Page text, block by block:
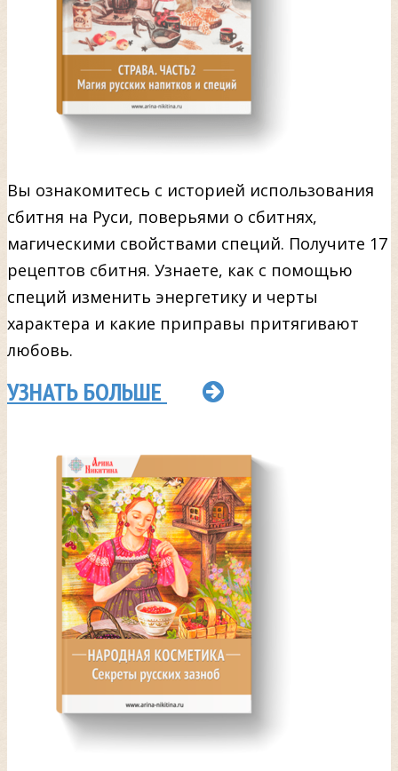
Вы ознакомитесь с историей использования
сбитня на Руси, поверьями о сбитнях,
магическими свойствами специй. Получите 17
рецептов сбитня. Узнаете, как с помощью
специй изменить энергетику и черты
характера и какие приправы притягивают
любовь.
УЗНАТЬ БОЛЬШЕ